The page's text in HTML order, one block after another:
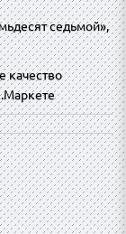
седьмой»,